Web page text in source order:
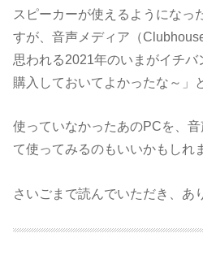
スピーカーが使えるようになっ
すが、音声メディア（
思われる2021年のいまがイチ
購入しておいてよかったな～」
使っていなかったあのPCを、
て使ってみるのもいいかもしれ
さいごまで読んでいただき、あ